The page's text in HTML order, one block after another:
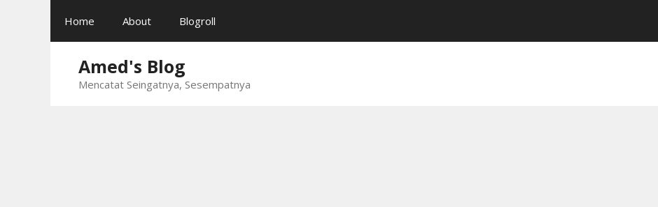
Home About Blogroll
Amed's Blog
Mencatat Seingatnya, Sesempatnya